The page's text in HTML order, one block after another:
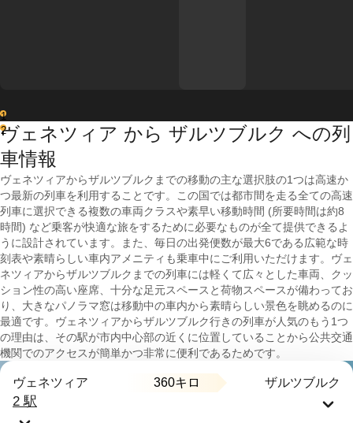
1
2
ヴェネツィア から ザルツブルク への列
車情報
ヴェネツィアからザルツブルクまでの移動の主な選択肢の1つは高速か
つ最新の列車を利用することです。この国では都市間を走る全ての高速
列車に選択できる複数の車両クラスや素早い移動時間 (所要時間は約8
時間) など乗客が快適な旅をするために必要なものが全て提供できるよ
うに設計されています。また、毎日の出発便数が最大6である広範な時
刻表や素晴らしい車内アメニティも乗車中にご利用いただけます。ヴェ
ネツィアからザルツブルクまでの列車には軽くて広々とした車両、クッ
ション性の高い座席、十分な足元スペースと荷物スペースが備わってお
り、大きなパノラマ窓は移動中の車内から素晴らしい景色を眺めるのに
最適です。ヴェネツィアからザルツブルク行きの列車が人気のもう1つ
の理由は、その駅が市内中心部の近くに位置していることから公共交通
機関でのアクセスが簡単かつ非常に便利であるためです。
ヴェネツィア 360キロ ザルツブルク
2 駅